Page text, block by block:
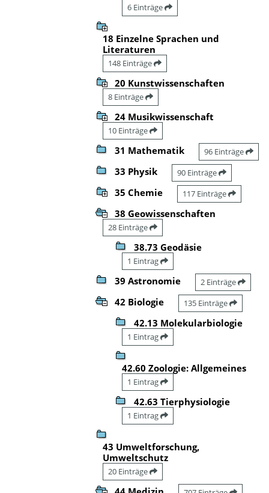
6 Einträge
18 Einzelne Sprachen und
Literaturen
148 Einträge
20 Kunstwissenschaften
8 Einträge
24 Musikwissenschaft
10 Einträge
31 Mathematik 96 Einträge
33 Physik 90 Einträge
35 Chemie 117 Einträge
38 Geowissenschaften
28 Einträge
38.73 Geodäsie
1 Eintrag
39 Astronomie 2 Einträge
42 Biologie 135 Einträge
42.13 Molekularbiologie
1 Eintrag
42.60 Zoologie: Allgemeines
1 Eintrag
42.63 Tierphysiologie
1 Eintrag
43 Umweltforschung,
Umweltschutz
20 Einträge